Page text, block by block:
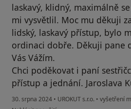
laskavý, klidný, maximálně
mi vysvětlil. Moc mu děkuji
lidský, laskavý přístup, bylo
ordinaci dobře. Děkuji pane
Vás Vážím.
Chci poděkovat i paní
přístup a jednání. Jaroslava
30. srpna 2024 • UROKUT s.r.o. • vyšetření